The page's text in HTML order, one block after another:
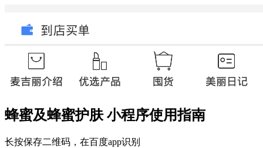
蜂蜜及蜂蜜护肤 小程序使用指南
长按保存二维码，在百度app识别